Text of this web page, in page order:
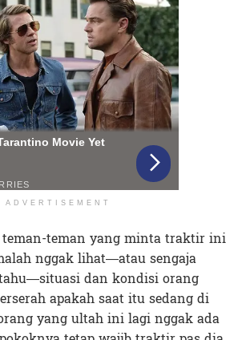
ADVERTISEMENT
teman yang minta traktir ini
nggak lihat—atau sengaja
dan kondisi orang
apakah saat itu sedang di
yang ultah ini lagi nggak ada